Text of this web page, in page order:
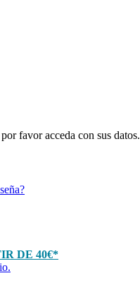
favor acceda con sus datos.
DE 40€*